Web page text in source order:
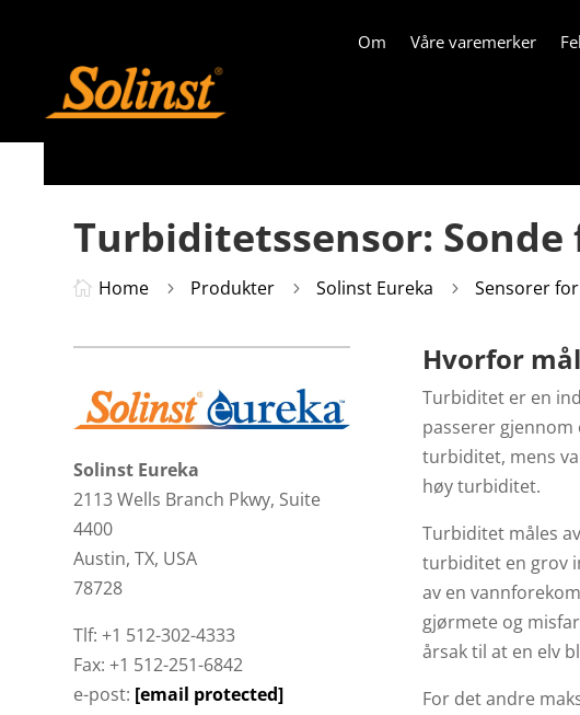
Om Våre varemerker
Turbiditetssensor:
 Home 5 Produkter 5 Solinst Eureka 5 Sensorer
Solinst Eureka
2113 Wells Branch Pkwy, Suite
4400
Austin, TX, USA
78728
Tlf: +1 512-302-4333
Fax: +1 512-251-6842
e-post: [email protected]
Hvorfor
Turbiditet er en
passerer gjennom
turbiditet, mens
høy turbiditet.
Turbiditet måles
turbiditet en grov
av en
gjørmete og
årsak til at en elv
For det andre